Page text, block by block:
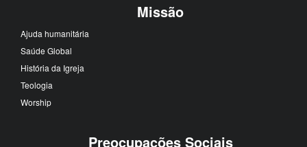
Missão
Ajuda humanitária
Saúde Global
História da Igreja
Teologia
Worship
Preocupações Sociais